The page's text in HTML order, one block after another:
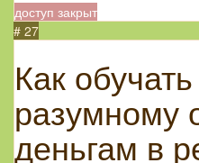
доступ закрыт
# 27
Как
разумному
деньгам в